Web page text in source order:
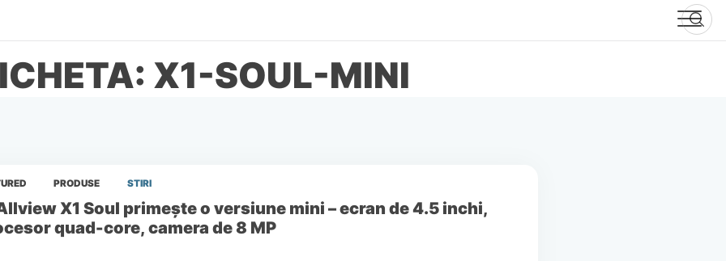
X1-SOUL-MINI
PRODUSE STIRI
X1 Soul primește o versiune mini – ecran de 4.5 inchi,
quad-core, camera de 8 MP